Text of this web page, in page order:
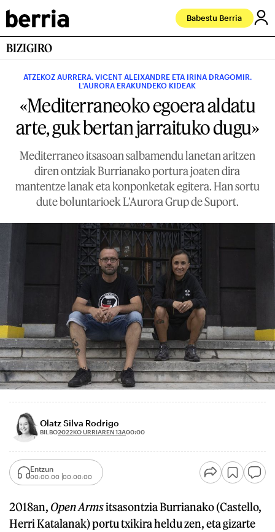
Babestu Berria
BIZIGIRO
ATZEKOZ AURRERA. VICENT ALEIXANDRE ETA IRINA DRAGOMIR.
L'AURORA ERAKUNDEKO KIDEAK
«Mediterraneoko egoera aldatu
arte, guk bertan jarraituko dugu»
Mediterraneo itsasoan salbamendu lanetan aritzen
diren ontziak Burrianako portura joaten dira
mantentze lanak eta konponketak egitera. Han sortu
dute boluntarioek L'Aurora Grup de Suport.
Olatz Silva Rodrigo
BILBO2022KO URRIAREN 13A00:00
Entzun
00:00:00 00:00:00
2018an, Open Armsitsasontzia Burrianako (Castello,
Herri Katalanak) portu txikira heldu zen, eta gizarte